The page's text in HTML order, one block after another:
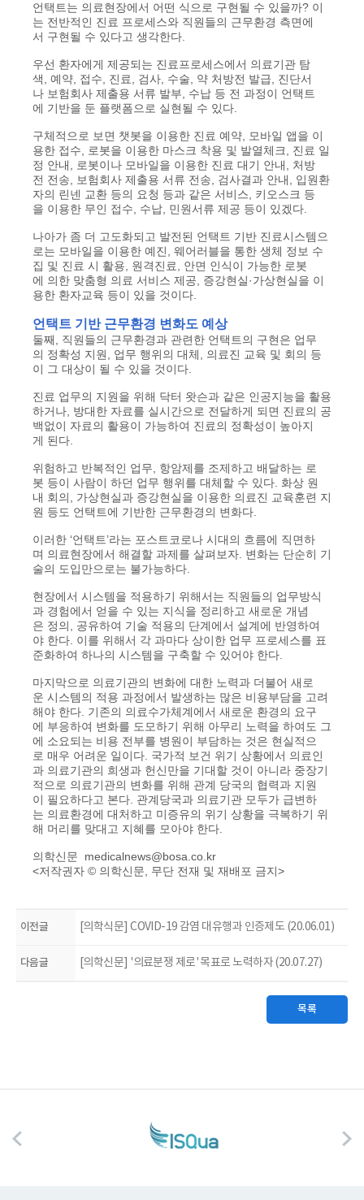
언택트는 의료현장에서 어떤 식으로 구현될 수 있을까? 이
는 전반적인 진료 프로세스와 직원들의 근무환경 측면에
서 구현될 수 있다고 생각한다.
우선 환자에게 제공되는 진료프로세스에서 의료기관 탐
색, 예약, 접수, 진료, 검사, 수술, 약 처방전 발급, 진단서
나 보험회사 제출용 서류 발부, 수납 등 전 과정이 언택트
에 기반을 둔 플랫폼으로 실현될 수 있다.
구체적으로 보면 챗봇을 이용한 진료 예약, 모바일 앱을 이
용한 접수, 로봇을 이용한 마스크 착용 및 발열체크, 진료 일
정 안내, 로봇이나 모바일을 이용한 진료 대기 안내, 처방
전 전송, 보험회사 제출용 서류 전송, 검사결과 안내, 입원환
자의 린넨 교환 등의 요청 등과 같은 서비스, 키오스크 등
을 이용한 무인 접수, 수납, 민원서류 제공 등이 있겠다.
나아가 좀 더 고도화되고 발전된 언택트 기반 진료시스템으
로는 모바일을 이용한 예진, 웨어러블을 통한 생체 정보 수
집 및 진료 시 활용, 원격진료, 안면 인식이 가능한 로봇
에 의한 맞춤형 의료 서비스 제공, 증강현실·가상현실을 이
용한 환자교육 등이 있을 것이다.
언택트 기반 근무환경 변화도 예상
둘째, 직원들의 근무환경과 관련한 언택트의 구현은 업무
의 정확성 지원, 업무 행위의 대체, 의료진 교육 및 회의 등
이 그 대상이 될 수 있을 것이다.
진료 업무의 지원을 위해 닥터 왓슨과 같은 인공지능을 활용
하거나, 방대한 자료를 실시간으로 전달하게 되면 진료의 공
백없이 자료의 활용이 가능하여 진료의 정확성이 높아지
게 된다.
위험하고 반복적인 업무, 항암제를 조제하고 배달하는 로
봇 등이 사람이 하던 업무 행위를 대체할 수 있다. 화상 원
내 회의, 가상현실과 증강현실을 이용한 의료진 교육훈련 지
원 등도 언택트에 기반한 근무환경의 변화다.
이러한 ‘언택트’라는 포스트코로나 시대의 흐름에 직면하
며 의료현장에서 해결할 과제를 살펴보자. 변화는 단순히 기
술의 도입만으로는 불가능하다.
현장에서 시스템을 적용하기 위해서는 직원들의 업무방식
과 경험에서 얻을 수 있는 지식을 정리하고 새로운 개념
은 정의, 공유하여 기술 적용의 단계에서 설계에 반영하여
야 한다. 이를 위해서 각 과마다 상이한 업무 프로세스를 표
준화하여 하나의 시스템을 구축할 수 있어야 한다.
마지막으로 의료기관의 변화에 대한 노력과 더불어 새로
운 시스템의 적용 과정에서 발생하는 많은 비용부담을 고려
해야 한다. 기존의 의료수가체계에서 새로운 환경의 요구
에 부응하여 변화를 도모하기 위해 아무리 노력을 하여도 그
에 소요되는 비용 전부를 병원이 부담하는 것은 현실적으
로 매우 어려운 일이다. 국가적 보건 위기 상황에서 의료인
과 의료기관의 희생과 헌신만을 기대할 것이 아니라 중장기
적으로 의료기관의 변화를 위해 관계 당국의 협력과 지원
이 필요하다고 본다. 관계당국과 의료기관 모두가 급변하
는 의료환경에 대처하고 미증유의 위기 상황을 극복하기 위
해 머리를 맞대고 지혜를 모아야 한다.
의학신문 medicalnews@bosa.co.kr
<저작권자 © 의학신문, 무단 전재 및 재배포 금지>
이전글 [의학식문] COVID-19 감염 대유행과 인증제도 (20.06.01)
다음글 [의학신문] '의료분쟁 제로' 목표로 노력하자 (20.07.27)
목록